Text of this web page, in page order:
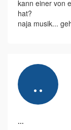
kann einer von
hat?
naja musik...
...